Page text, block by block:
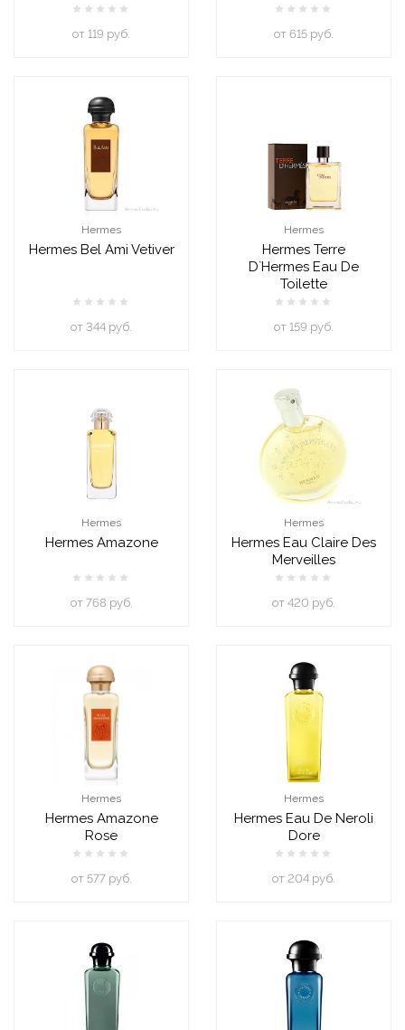
oт 119 руб. oт 615 руб.
Hermes
Hermes Bel Ami Vetiver
oт 344 руб.
Hermes
Hermes Terre
D`Hermes Eau De
Toilette
oт 159 руб.
Hermes
Hermes Amazone
oт 768 руб.
Hermes
Hermes Eau Claire Des
Merveilles
oт 420 руб.
Hermes
Hermes Amazone
Rose
oт 577 руб.
Hermes
Hermes Eau De Neroli
Dore
oт 204 руб.